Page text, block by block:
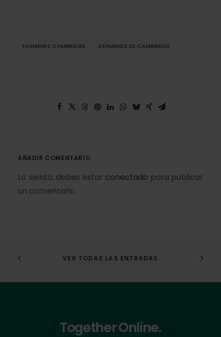
EXAMENES CAMBRIDGE EXAMENES DE CAMBRIDGE
AÑADIR COMENTARIO
Lo siento, debes estar conectado para publicar
un comentario.
VER TODAS LAS ENTRADAS
Together Online.